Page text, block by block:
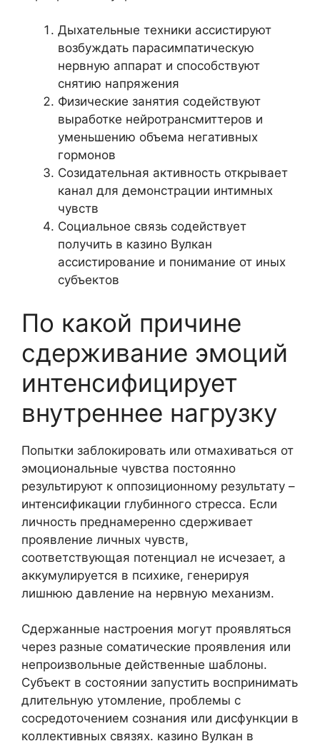
Дыхательные техники ассистируют
возбуждать парасимпатическую
нервную аппарат и способствуют
снятию напряжения
Физические занятия содействуют
выработке нейротрансмиттеров и
уменьшению объема негативных
гормонов
Созидательная активность открывает
канал для демонстрации интимных
чувств
Социальное связь содействует
получить в казино Вулкан
ассистирование и понимание от иных
субъектов
По какой причине
сдерживание эмоций
интенсифицирует
внутреннее нагрузку
Попытки заблокировать или отмахиваться от
эмоциональные чувства постоянно
результируют к оппозиционному результату –
интенсификации глубинного стресса. Если
личность преднамеренно сдерживает
проявление личных чувств,
соответствующая потенциал не исчезает, а
аккумулируется в психике, генерируя
лишнюю давление на нервную механизм.
Сдержанные настроения могут проявляться
через разные соматические проявления или
непроизвольные действенные шаблоны.
Субъект в состоянии запустить воспринимать
длительную утомление, проблемы с
сосредоточением сознания или дисфункции в
коллективных связях. казино Вулкан в